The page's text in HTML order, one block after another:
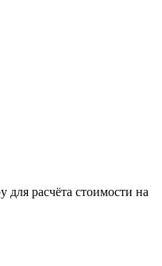
для расчёта стоимости на